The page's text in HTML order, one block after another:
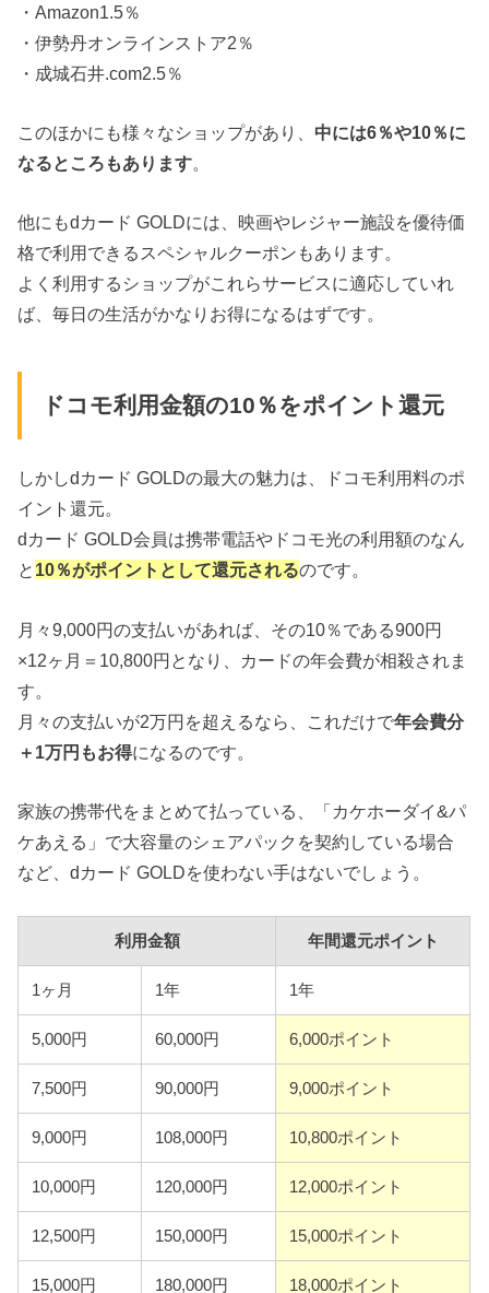
・Amazon1.5％
・伊勢丹オンラインストア2％
・成城石井.com2.5％
このほかにも様々なショップがあり、 中には6％や10％に
なるところもあります。
他にもdカード GOLDには、映画やレジャー施設を優待価
格で利用できるスペシャルクーポンもあります。
よく利用するショップがこれらサービスに適応していれ
ば、毎日の生活がかなりお得になるはずです。
ドコモ利用金額の10％をポイント還元
しかしdカード GOLDの最大の魅力は、ドコモ利用料のポ
イント還元。
dカード GOLD会員は携帯電話やドコモ光の利用額のなん
と 10％がポイントとして還元されるのです。
月々9,000円の支払いがあれば、その10％である900円
×12ヶ月＝10,800円となり、カードの年会費が相殺されま
す。
月々の支払いが2万円を超えるなら、これだけで年会費分
＋ 1万円もお得になるのです。
家族の携帯代をまとめて払っている、「カケホーダイ&パ
ケあえる」で大容量のシェアパックを契約している場合
など、dカード GOLDを使わない手はないでしょう。
利用金額 年間還元ポイント
1ヶ月 1年 1年
5,000円 60,000円 6,000ポイント
7,500円 90,000円 9,000ポイント
9,000円 108,000円 10,800ポイント
10,000円 120,000円 12,000ポイント
12,500円 150,000円 15,000ポイント
15,000円 180,000円 18,000ポイント